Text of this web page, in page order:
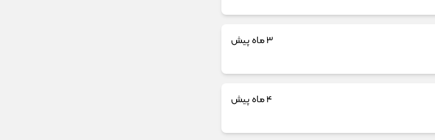
3 ماه پیش
4 ماه پیش